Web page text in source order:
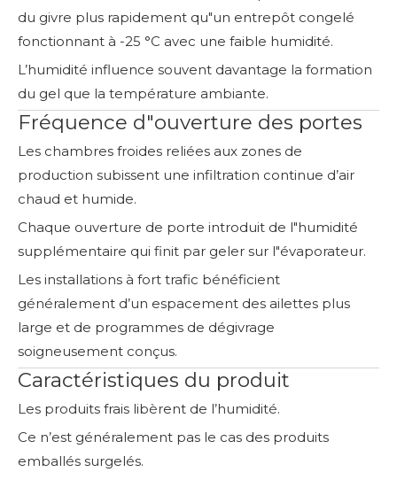
du givre plus rapidement qu"un entrepôt congelé
fonctionnant à -25 °C avec une faible humidité.
L’humidité influence souvent davantage la formation
du gel que la température ambiante.
Fréquence d"ouverture des portes
Les chambres froides reliées aux zones de
production subissent une infiltration continue d’air
chaud et humide.
Chaque ouverture de porte introduit de l"humidité
supplémentaire qui finit par geler sur l"évaporateur.
Les installations à fort trafic bénéficient
généralement d’un espacement des ailettes plus
large et de programmes de dégivrage
soigneusement conçus.
Caractéristiques du produit
Les produits frais libèrent de l’humidité.
Ce n’est généralement pas le cas des produits
emballés surgelés.